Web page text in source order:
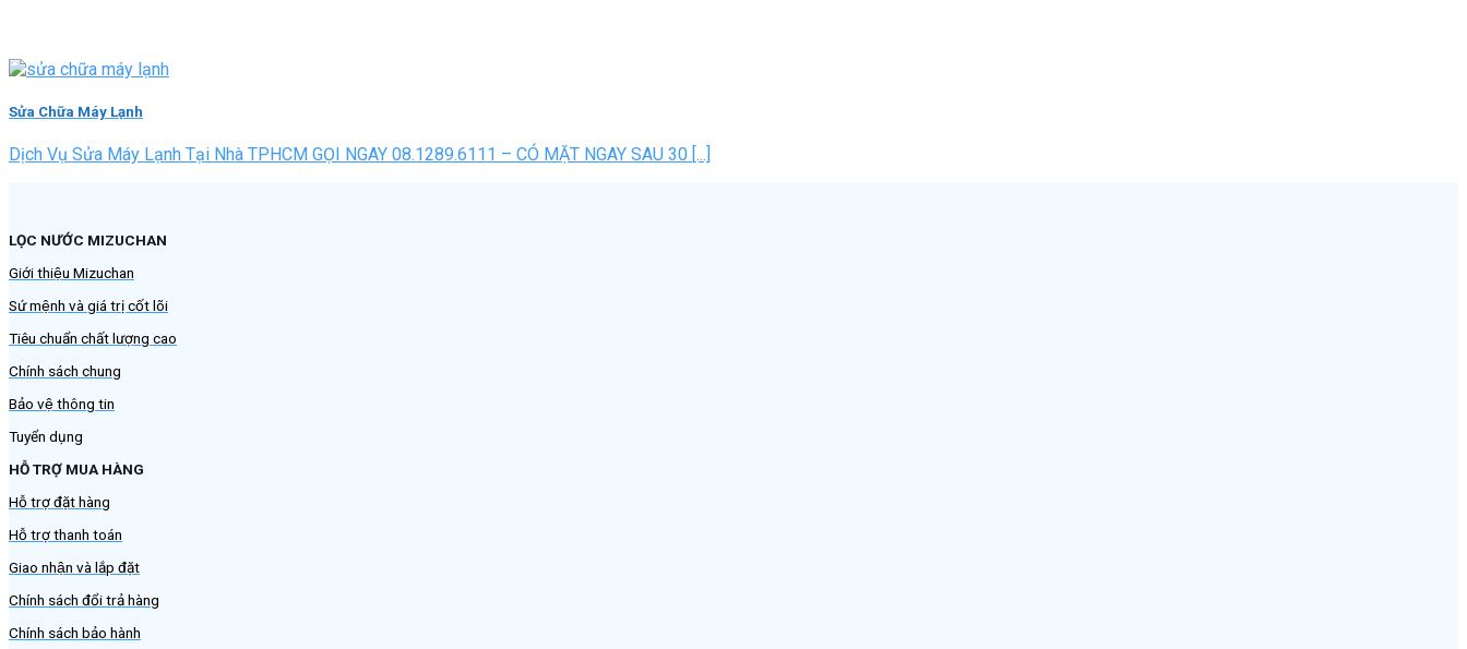
Sửa Chữa Máy Lạnh
Dịch Vụ Sửa Máy Lạnh Tại Nhà TPHCM GỌI NGAY 08.1289.6111 – CÓ MẶT NGAY SAU 30 [...]
LỌC NƯỚC MIZUCHAN
Giới thiệu Mizuchan
Sứ mệnh và giá trị cốt lõi
Tiêu chuẩn chất lượng cao
Chính sách chung
Bảo vệ thông tin
Tuyển dụng
HỖ TRỢ MUA HÀNG
Hỗ trợ đặt hàng
Hỗ trợ thanh toán
Giao nhận và lắp đặt
Chính sách đổi trả hàng
Chính sách bảo hành